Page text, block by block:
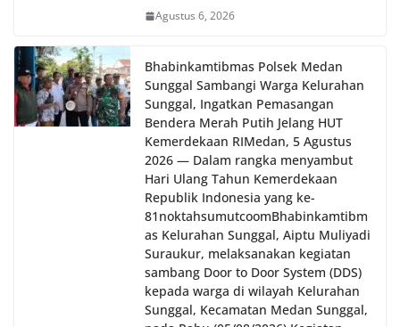
Agustus 6, 2026
Bhabinkamtibmas Polsek Medan
Sunggal Sambangi Warga Kelurahan
Sunggal, Ingatkan Pemasangan
Bendera Merah Putih Jelang HUT
Kemerdekaan RI‎‎Medan, 5 Agustus
2026 — Dalam rangka menyambut
Hari Ulang Tahun Kemerdekaan
Republik Indonesia yang ke-
81noktahsumutcoomBhabinkamtibm
as Kelurahan Sunggal, Aiptu Muliyadi
Suraukur, melaksanakan kegiatan
sambang Door to Door System (DDS)
kepada warga di wilayah Kelurahan
Sunggal, Kecamatan Medan Sunggal,